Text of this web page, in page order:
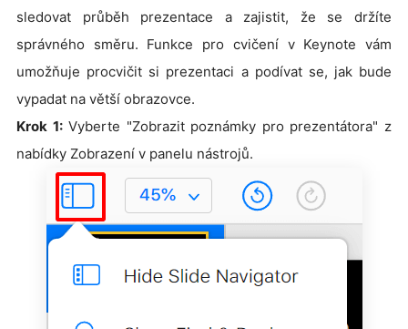
sledovat průběh prezentace a zajistit, že se držíte
správného směru. Funkce pro cvičení v Keynote vám
umožňuje procvičit si prezentaci a podívat se, jak bude
vypadat na větší obrazovce.
Krok 1:Vyberte "Zobrazit poznámky pro prezentátora" z
nabídky Zobrazení v panelu nástrojů.